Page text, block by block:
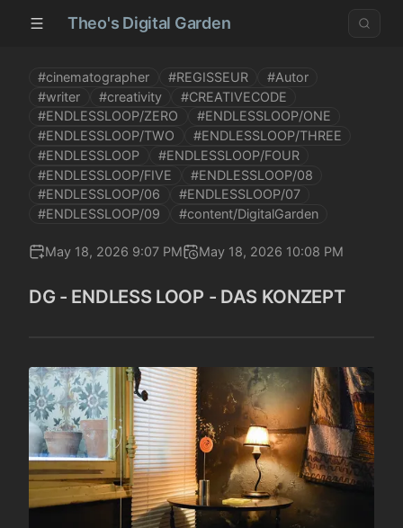
Theo's Digital Garden
#cinematographer #REGISSEUR
#Autor
#writer
#creativity
#CREATIVECODE
#ENDLESSLOOP/ZERO
#ENDLESSLOOP/ONE
#ENDLESSLOOP/TWO
#ENDLESSLOOP/THREE
#ENDLESSLOOP
#ENDLESSLOOP/FOUR
#ENDLESSLOOP/FIVE
#ENDLESSLOOP/08
#ENDLESSLOOP/06
#ENDLESSLOOP/07
#ENDLESSLOOP/09
#content/DigitalGarden
May 18, 2026 9:07 PM May 18, 2026 10:08 PM
DG - ENDLESS LOOP - DAS KONZEPT